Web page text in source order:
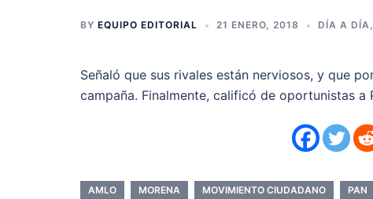
BY EQUIPO EDITORIAL 21 ENERO, 2018 DÍA A DÍA,
Señaló que sus rivales están nerviosos, y que
campaña. Finalmente, calificó de oportunistas a
AMLO MORENA MOVIMIENTO CIUDADANO PAN